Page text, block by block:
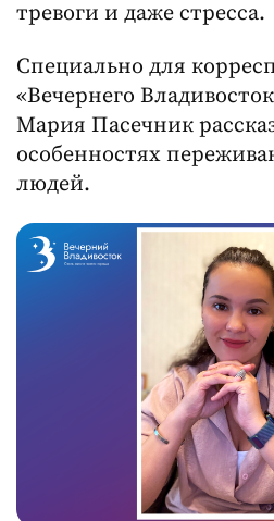
тревоги и даже стресса.
Специально для
«Вечернего
Мария Пасечник
особенностях
людей.